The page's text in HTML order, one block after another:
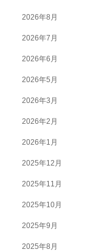
2026年8月
2026年7月
2026年6月
2026年5月
2026年3月
2026年2月
2026年1月
2025年12月
2025年11月
2025年10月
2025年9月
2025年8月